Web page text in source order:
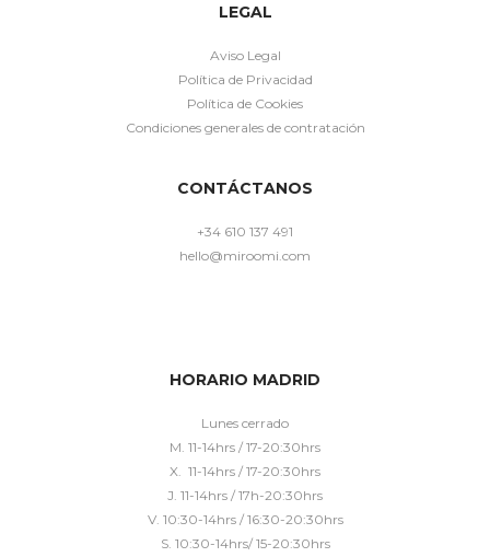
LEGAL
Aviso Legal
Política de Privacidad
Política de Cookies
Condiciones generales de contratación
CONTÁCTANOS
+34 610 137 491
hello@miroomi.com
HORARIO MADRID
Lunes cerrado
M. 11-14hrs / 17-20:30hrs
X. 11-14hrs / 17-20:30hrs
J. 11-14hrs / 17h-20:30hrs
V. 10:30-14hrs / 16:30-20:30hrs
S. 10:30-14hrs/ 15-20:30hrs